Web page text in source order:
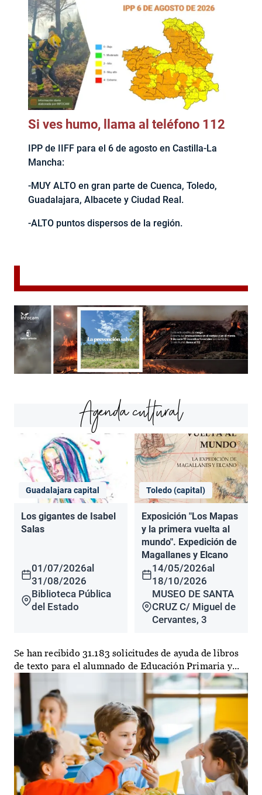
Si ves humo, llama al teléfono 112
IPP de IIFF para el 6 de agosto en Castilla-La
Mancha:
-MUY ALTO en gran parte de Cuenca, Toledo,
Guadalajara, Albacete y Ciudad Real.
-ALTO puntos dispersos de la región.
Agenda cultural
Guadalajara capital
Los gigantes de Isabel
Salas
01/07/2026al
31/08/2026
Biblioteca Pública
del Estado
Toledo (capital)
Exposición "Los Mapas
y la primera vuelta al
mundo". Expedición de
Magallanes y Elcano
14/05/2026al
18/10/2026
MUSEO DE SANTA
CRUZ C/ Miguel de
Cervantes, 3
Se han recibido 31.183 solicitudes de ayuda de libros
de texto para el alumnado de Educación Primaria y...